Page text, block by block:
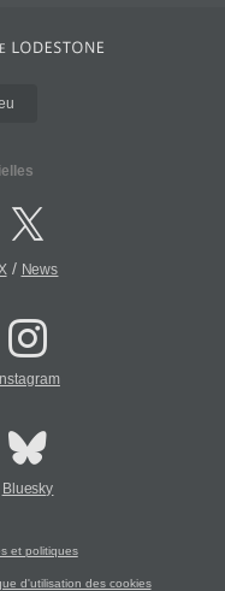
/ News
Bluesky
et politiques
d'utilisation des cookies